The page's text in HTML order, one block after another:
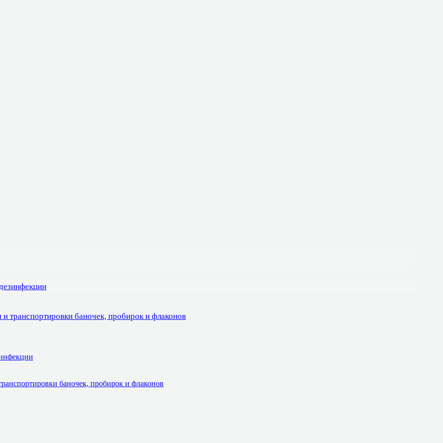
транспортировки баночек, пробирок и флаконов
баночек, пробирок и флаконов